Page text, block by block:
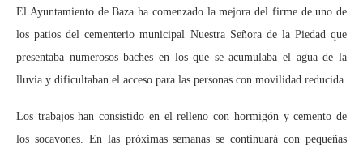
El Ayuntamiento de Baza ha comenzado la mejora del firme de uno de
los patios del cementerio municipal Nuestra Señora de la Piedad que
presentaba numerosos baches en los que se acumulaba el agua de la
lluvia y dificultaban el acceso para las personas con movilidad reducida.
Los trabajos han consistido en el relleno con hormigón y cemento de
los socavones. En las próximas semanas se continuará con pequeñas